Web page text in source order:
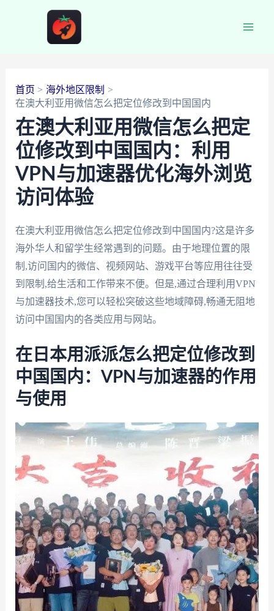
首页
海外地区限制
在澳大利亚用微信怎么把定位修改到中国国内
在澳大利亚用微信怎么把定
位修改到中国国内：利用
VPN与加速器优化海外浏览
访问体验
在澳大利亚用微信怎么把定位修改到中国国内?这是许多
海外华人和留学生经常遇到的问题。由于地理位置的限
制,访问国内的微信、视频网站、游戏平台等应用往往受
到限制,给生活和工作带来不便。但是,通过合理利用VPN
与加速器技术,您可以轻松突破这些地域障碍,畅通无阻地
访问中国国内的各类应用与网站。
在日本用派派怎么把定位修改到
中国国内：VPN与加速器的作用
与使用